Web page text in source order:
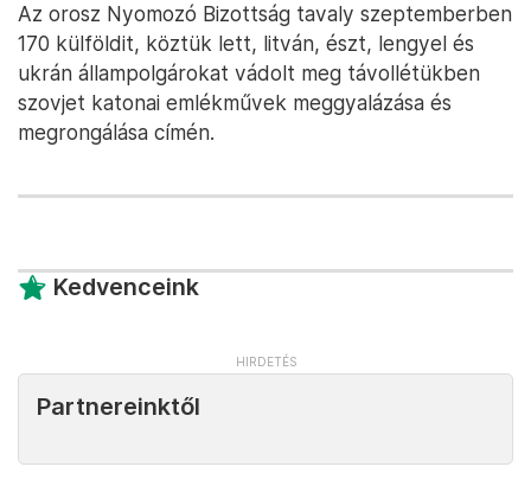
Az orosz Nyomozó Bizottság tavaly szeptemberben
170 külföldit, köztük lett, litván, észt, lengyel és
ukrán állampolgárokat vádolt meg távollétükben
szovjet katonai emlékművek meggyalázása és
megrongálása címén.
Kedvenceink
Partnereinktől